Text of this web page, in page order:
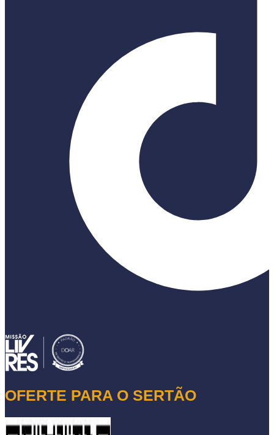
OFERTE PARA O SERTÃO